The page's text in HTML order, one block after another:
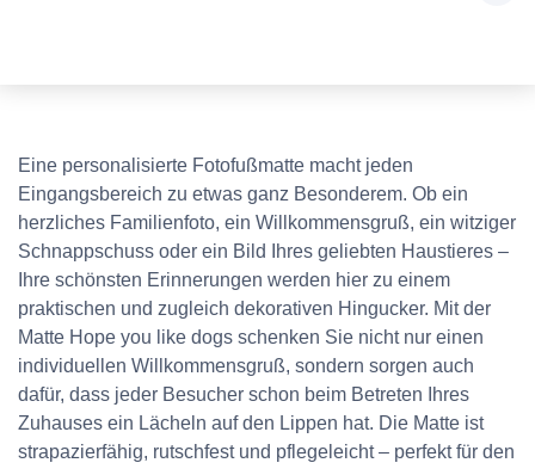
Eine personalisierte Fotofußmatte macht jeden
Eingangsbereich zu etwas ganz Besonderem. Ob ein
herzliches Familienfoto, ein Willkommensgruß, ein witziger
Schnappschuss oder ein Bild Ihres geliebten Haustieres –
Ihre schönsten Erinnerungen werden hier zu einem
praktischen und zugleich dekorativen Hingucker. Mit der
Matte Hope you like dogs schenken Sie nicht nur einen
individuellen Willkommensgruß, sondern sorgen auch
dafür, dass jeder Besucher schon beim Betreten Ihres
Zuhauses ein Lächeln auf den Lippen hat. Die Matte ist
strapazierfähig, rutschfest und pflegeleicht – perfekt für den